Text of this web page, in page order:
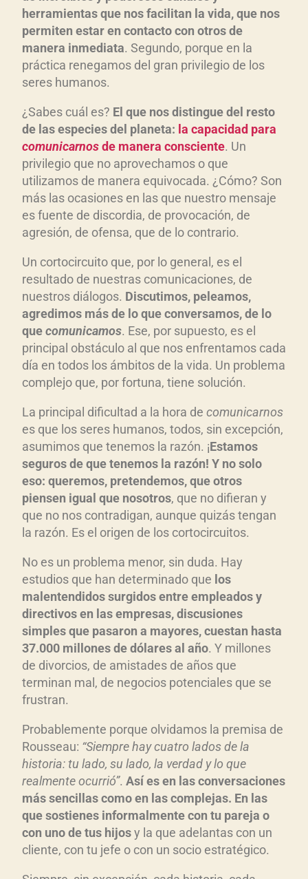
herramientas que nos facilitan la vida, que nos
permiten estar en contacto con otros de
manera inmediata. Segundo, porque en la
práctica renegamos del gran privilegio de los
seres humanos.
¿Sabes cuál es? El que nos distingue del resto
de las especies del planeta: la capacidad para
comunicarnosde manera consciente. Un
privilegio que no aprovechamos o que
utilizamos de manera equivocada. ¿Cómo? Son
más las ocasiones en las que nuestro mensaje
es fuente de discordia, de provocación, de
agresión, de ofensa, que de lo contrario.
Un cortocircuito que, por lo general, es el
resultado de nuestras comunicaciones, de
nuestros diálogos. Discutimos, peleamos,
agredimos más de lo que conversamos, de lo
quecomunicamos. Ese, por supuesto, es el
principal obstáculo al que nos enfrentamos cada
día en todos los ámbitos de la vida. Un problema
complejo que, por fortuna, tiene solución.
La principal dificultad a la hora de comunicarnos
es que los seres humanos, todos, sin excepción,
asumimos que tenemos la razón. ¡Estamos
seguros de que tenemos la razón! Y no solo
eso: queremos, pretendemos, que otros
piensen igual que nosotros, que no difieran y
que no nos contradigan, aunque quizás tengan
la razón. Es el origen de los cortocircuitos.
No es un problema menor, sin duda. Hay
estudios que han determinado que los
malentendidos surgidos entre empleados y
directivos en las empresas, discusiones
simples que pasaron a mayores, cuestan hasta
37.000 millones de dólares al año. Y millones
de divorcios, de amistades de años que
terminan mal, de negocios potenciales que se
frustran.
Probablemente porque olvidamos la premisa de
Rousseau: “Siempre hay cuatro lados de la
historia: tu lado, su lado, la verdad y lo que
realmente ocurrió”. Así es en las conversaciones
más sencillas como en las complejas. En las
que sostienes informalmente con tu pareja o
con uno de tus hijosy la que adelantas con un
cliente, con tu jefe o con un socio estratégico.